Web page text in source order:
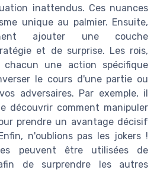
inattendus. Ces nuances
unique au palmier. Ensuite,
ajouter une couche
et de surprise. Les rois,
une action spécifique
le cours d'une partie ou
adversaires. Par exemple, il
découvrir comment manipuler
prendre un avantage décisif
n'oublions pas les jokers !
peuvent être utilisées de
de surprendre les autres